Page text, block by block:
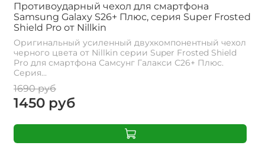
Противоударный чехол для смартфона
Samsung Galaxy S26+ Плюс, серия Super Frosted
Shield Pro от Nillkin
Оригинальный усиленный двухкомпонентный чехол
черного цвета от Nillkin серии Super Frosted Shield
Pro для смартфона Самсунг Галакси С26+ Плюс.
Cерия...
1690 руб
1450 руб